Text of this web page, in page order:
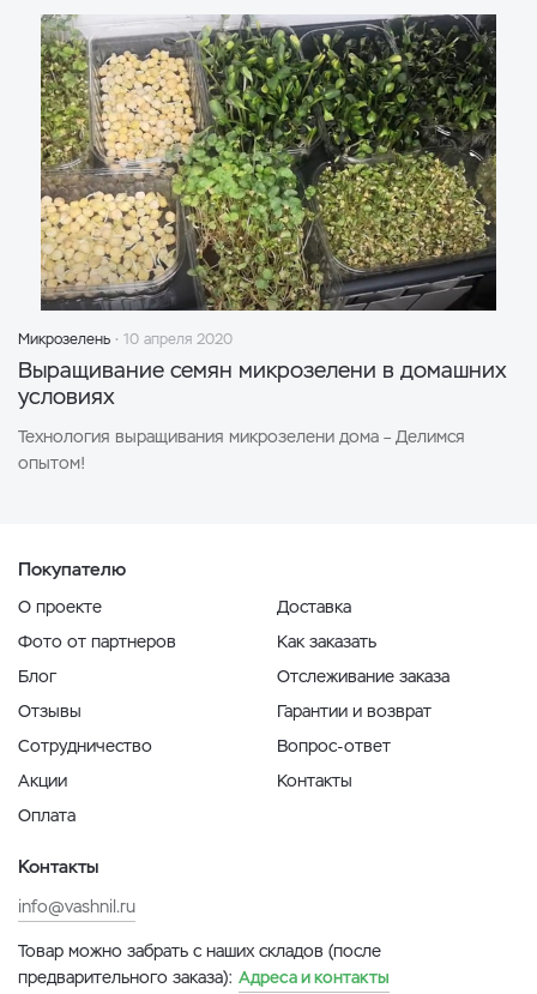
Микрозелень 10 апреля 2020
Выращивание семян микрозелени в домашних
условиях
Технология выращивания микрозелени дома – Делимся
опытом!
Покупателю
О проекте
Фото от партнеров
Блог
Отзывы
Сотрудничество
Акции
Оплата
Доставка
Как заказать
Отслеживание заказа
Гарантии и возврат
Вопрос-ответ
Контакты
Контакты
info@vashnil.ru
Товар можно забрать с наших складов (после
предварительного заказа): Адреса и контакты